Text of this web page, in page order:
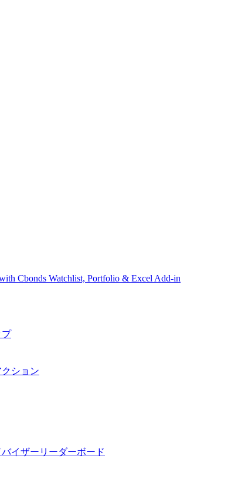
Cbonds Watchlist, Portfolio & Excel Add-in
プ
ション
イザーリーダーボード